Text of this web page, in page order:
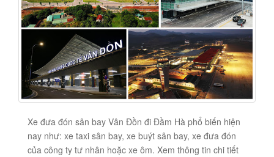
Xe đưa đón sân bay Vân Đồn đi Đầm Hà phổ biến hiện
nay như: xe taxi sân bay, xe buýt sân bay, xe đưa đón
của công ty tư nhân hoặc xe ôm. Xem thông tin chi tiết